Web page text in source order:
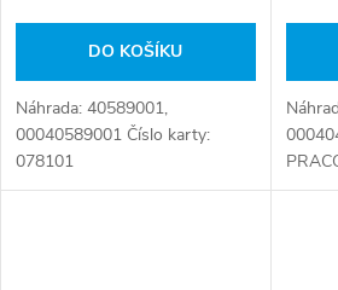
DO KOŠÍKU
Náhrada: 40589001,
00040589001 Číslo karty:
078101